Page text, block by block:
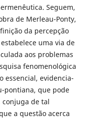
Seguem,
de Merleau-Ponty,
da percepção
uma via de
aos problemas
fenomenológica
essencial, evidencia-
pontiana, que pode
de tal
a questão acerca